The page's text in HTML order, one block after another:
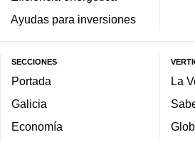
Ayudas para inversiones
SECCIONES
Portada
Galicia
Economía
La